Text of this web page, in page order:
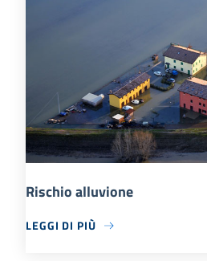
Rischio alluvione
LEGGI DI PIÙ